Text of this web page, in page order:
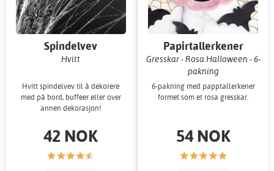
Spindelvev
Hvitt
Hvitt spindelvev til å dekorere
med på bord, buffeer eller over
annen dekorasjon!
42 NOK
Papirtallerkener
Gresskar - Rosa Halloween - 6-
pakning
6-pakning med papptallerkener
formet som et rosa gresskar.
54 NOK